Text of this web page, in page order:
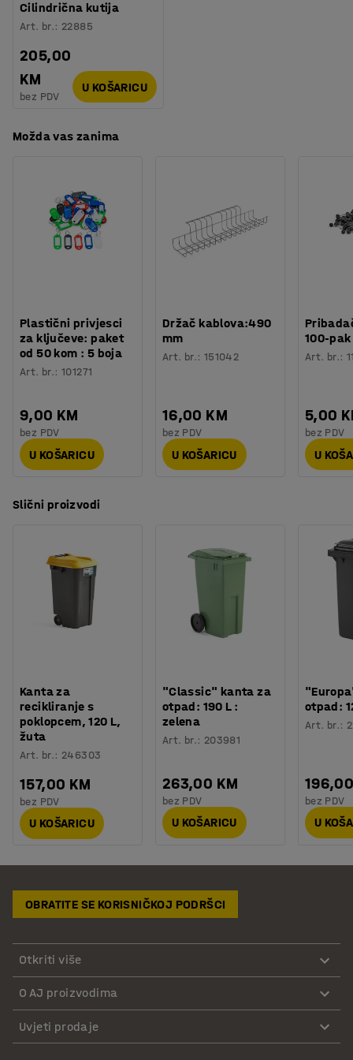
Cilindrična kutija
Art. br.: 22885
205,00
KM
bez PDV
U KOŠARICU
Možda vas zanima
Plastični privjesci
za ključeve: paket
od 50 kom : 5 boja
Art. br.:101271
9,00 KM
bez PDV
U KOŠARICU
Držač kablova:490
mm
Art. br.: 151042
16,00 KM
bez PDV
U KOŠARICU
100-pak
Art. br.:
5,00
bez PDV
U
Slični proizvodi
Kanta za
recikliranje s
poklopcem, 120 L,
žuta
Art. br.: 246303
157,00 KM
bez PDV
U KOŠARICU
"Classic" kanta za
otpad: 190 L :
zelena
Art. br.: 203981
263,00 KM
bez PDV
U KOŠARICU
otpad:
Art. br.:
bez PDV
U
OBRATITE SE KORISNIČKOJ PODRŠCI
Otkriti više
O AJ proizvodima
Uvjeti prodaje